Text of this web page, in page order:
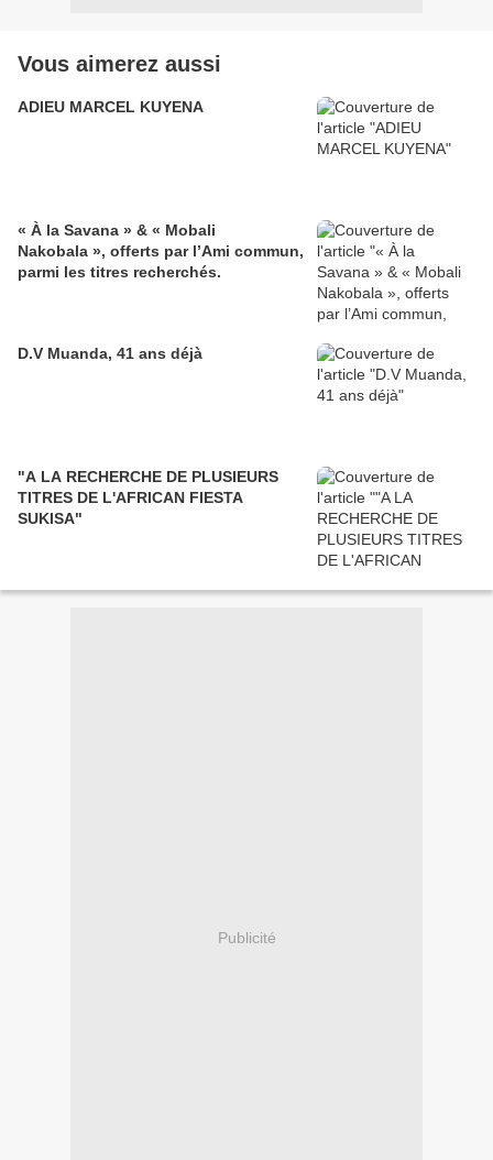
Vous aimerez aussi
ADIEU MARCEL KUYENA
« À la Savana » & « Mobali
Nakobala », offerts par l’Ami commun,
parmi les titres recherchés.
D.V Muanda, 41 ans déjà
"A LA RECHERCHE DE PLUSIEURS
TITRES DE L'AFRICAN FIESTA
SUKISA"
Publicité